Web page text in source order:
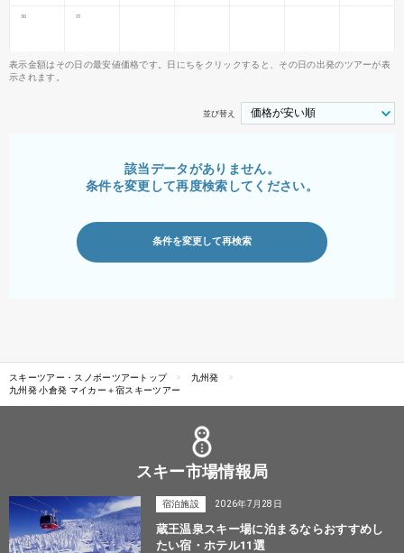
30 31
表示金額はその日の最安値価格です。日にちをクリックすると、その日の出発のツアーが表
示されます。
並び替え
該当データがありません。
条件を変更して再度検索してください。
条件を変更して再検索
スキーツアー・スノボーツアートップ
九州発
九州発 小倉発 マイカー＋宿スキーツアー
スキー市場情報局
宿泊施設 2026年7月28日
蔵王温泉スキー場に泊まるならおすすめし
たい宿・ホテル11選